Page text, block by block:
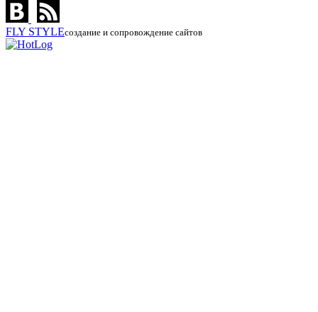
FLY STYLEсоздание и сопровождение сайтов